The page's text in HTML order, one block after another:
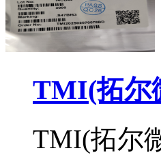
TMI(拓尔
TMI(拓尔